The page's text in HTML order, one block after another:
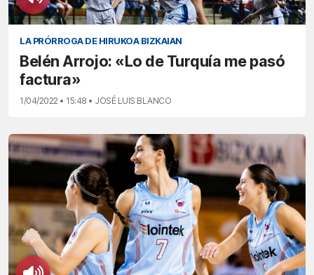
LA PRÓRROGA DE HIRUKOA BIZKAIAN
Belén Arrojo: «Lo de Turquía me pasó
factura»
1/04/2022 • 15:48 • JOSÉ LUIS BLANCO